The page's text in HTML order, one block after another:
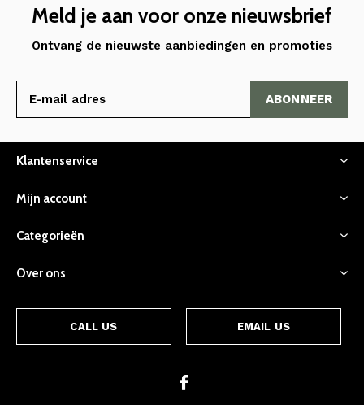
Meld je aan voor onze nieuwsbrief
Ontvang de nieuwste aanbiedingen en promoties
ABONNEER
Klantenservice
Mijn account
Categorieën
Over ons
CALL US EMAIL US